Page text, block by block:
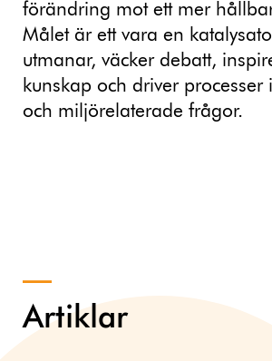
förändring mot ett mer
Målet är ett vara en
utmanar, väcker debatt,
kunskap och driver processer
och miljörelaterade frågor.
Artiklar